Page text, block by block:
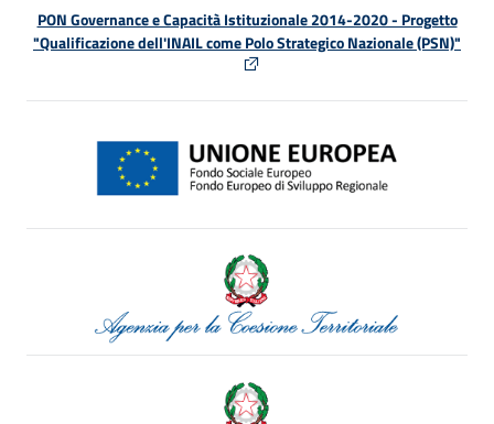
PON Governance e Capacità Istituzionale 2014-2020 - Progetto
"Qualificazione dell'INAIL come Polo Strategico Nazionale (PSN)"